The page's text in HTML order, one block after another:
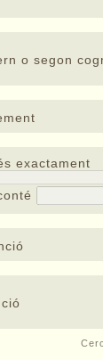
o segon
exactament